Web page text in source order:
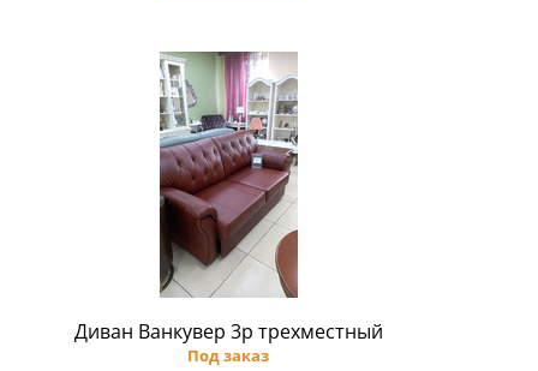
Диван Ванкувер 3p трехместный
Под заказ